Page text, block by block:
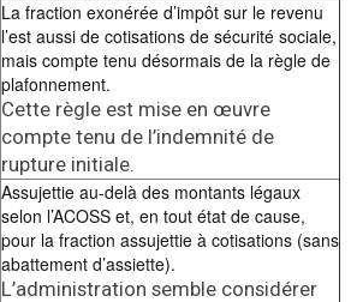
La fraction exonérée d’impôt sur le revenu
l’est aussi de cotisations de sécurité sociale,
mais compte tenu désormais de la règle de
plafonnement.
Cette règle est mise en œuvre
compte tenu de l’indemnité de
rupture initiale.
Assujettie au-delà des montants légaux
selon l’ACOSS et, en tout état de cause,
pour la fraction assujettie à cotisations (sans
abattement d’assiette).
L’administration semble considérer